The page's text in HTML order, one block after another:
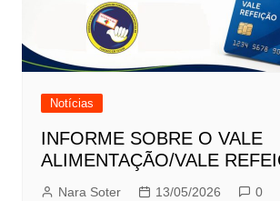
Notícias
INFORME SOBRE O VALE
ALIMENTAÇÃO/VALE
Nara Soter 13/05/2026 0